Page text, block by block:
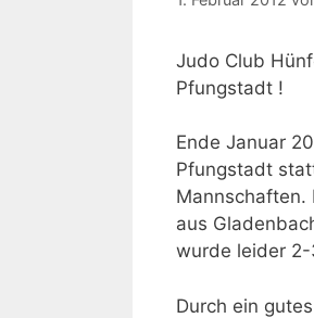
Judo Club
Pfungstadt !
Ende Januar
Pfungstadt
Mannschaften.
aus
wurde leider
Durch ein